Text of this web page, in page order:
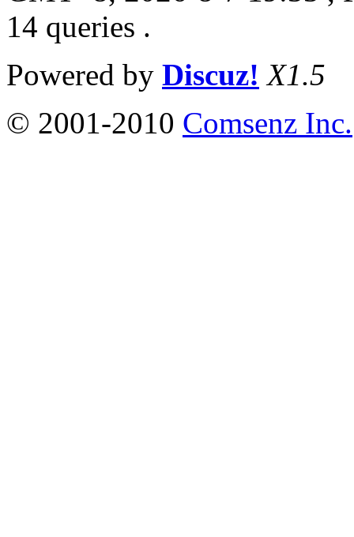
14 queries .
Powered by Discuz! X1.5
© 2001-2010 Comsenz Inc.